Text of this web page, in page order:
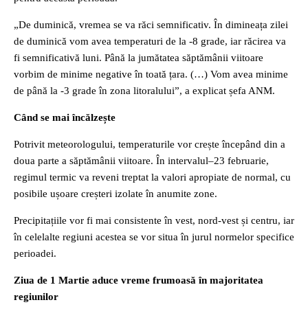
„De duminică, vremea se va răci semnificativ. În dimineața zilei
de duminică vom avea temperaturi de la -8 grade, iar răcirea va
fi semnificativă luni. Până la jumătatea săptămânii viitoare
vorbim de minime negative în toată țara. (…) Vom avea minime
de până la -3 grade în zona litoralului”, a explicat șefa ANM.
Când se mai încălzește
Potrivit meteorologului, temperaturile vor crește începând din a
doua parte a săptămânii viitoare. În intervalul–23 februarie,
regimul termic va reveni treptat la valori apropiate de normal, cu
posibile ușoare creșteri izolate în anumite zone.
Precipitațiile vor fi mai consistente în vest, nord-vest și centru, iar
în celelalte regiuni acestea se vor situa în jurul normelor specifice
perioadei.
Ziua de 1 Martie aduce vreme frumoasă în majoritatea
regiunilor